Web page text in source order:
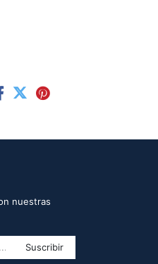
nuestras
Suscribir